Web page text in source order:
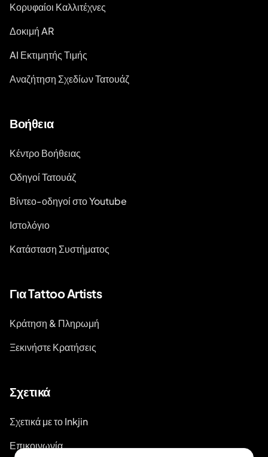
Κορυφαίοι Καλλιτέχνες
Δοκιμή AR
AI Εκτιμητής Τιμής
Αναζήτηση Σχεδίων Τατουάζ
Βοήθεια
Κέντρο Βοήθειας
Οδηγοί Τατουάζ
Βίντεο-οδηγοί στο Youtube
Ιστολόγιο
Κατάσταση Συστήματος
Για Tattoo Artists
Κράτηση & Πληρωμή
Ξεκινήστε Κρατήσεις
Σχετικά
Σχετικά με το Inkjin
Επικοινωνία